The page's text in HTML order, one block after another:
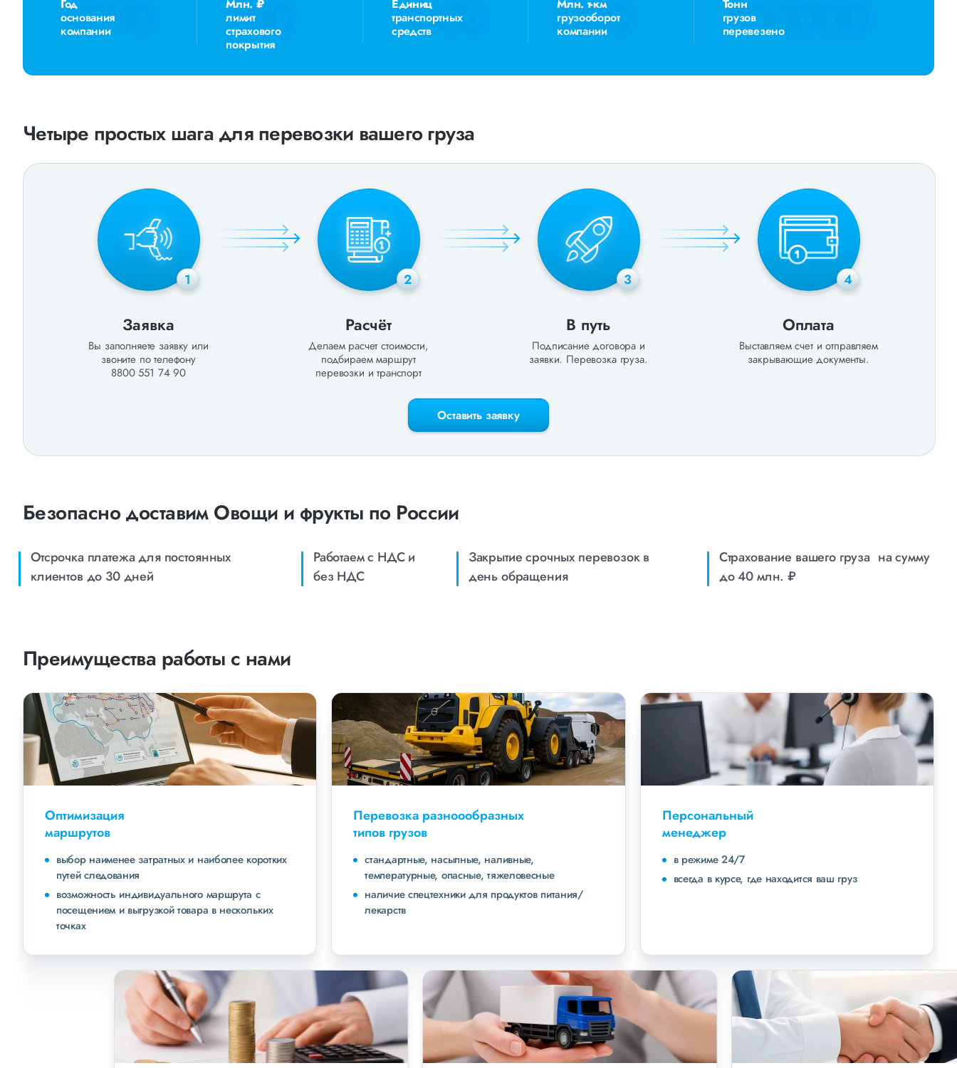
Год
основания
компании
Млн. ₽
лимит
страхового
покрытия
Единиц
транспортных
средств
Млн. т-км
грузооборот
компании
Тонн
грузов
перевезено
Четыре простых шага для перевозки вашего груза
1
Заявка
Вы заполняете заявку или
звоните по телефону
8800 551 74 90
2
Расчёт
Делаем расчет стоимости,
подбираем маршрут
перевозки и транспорт
3
В путь
Подписание договора и
заявки. Перевозка груза.
4
Оплата
Выставляем счет и отправляем
закрывающие документы.
Оставить заявку
Безопасно доставим Овощи и фрукты по России
Отсрочка платежа для постоянных
клиентов до 30 дней
Работаем с НДС и
без НДС
Закрытие срочных перевозок в
день обращения
Страхование вашего груза на сумму
до 40 млн. ₽
Преимущества работы с нами
Оптимизация
маршрутов
выбор наименее затратных и наиболее коротких
путей следования
возможность индивидуального маршрута с
посещением и выгрузкой товара в нескольких
точках
Перевозка разноообразных
типов грузов
стандартные, насыпные, наливные,
температурные, опасные, тяжеловесные
наличие спецтехники для продуктов питания/
лекарств
Персональный
менеджер
в режиме 24/7
всегда в курсе, где находится ваш груз